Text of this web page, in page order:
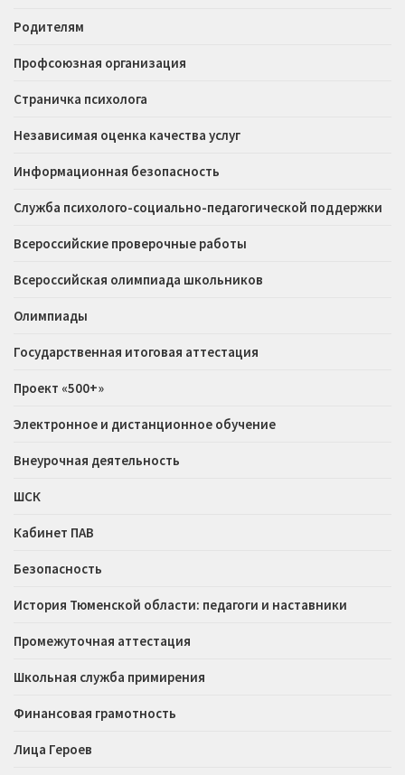
Родителям
Профсоюзная организация
Страничка психолога
Независимая оценка качества услуг
Информационная безопасность
Служба психолого-социально-педагогической поддержки
Всероссийские проверочные работы
Всероссийская олимпиада школьников
Олимпиады
Государственная итоговая аттестация
Проект «500+»
Электронное и дистанционное обучение
Внеурочная деятельность
ШСК
Кабинет ПАВ
Безопасность
История Тюменской области: педагоги и наставники
Промежуточная аттестация
Школьная служба примирения
Финансовая грамотность
Лица Героев